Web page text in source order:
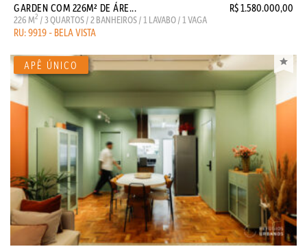
GARDEN COM 226M² DE ÁRE... R$ 1.580.000,00
226 M2 / 3 QUARTOS / 2 BANHEIROS / 1 LAVABO / 1 VAGA
RU: 9919 - BELA VISTA